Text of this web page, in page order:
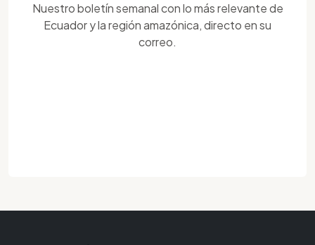
Nuestro boletín semanal con lo más relevante de
Ecuador y la región amazónica, directo en su
correo.